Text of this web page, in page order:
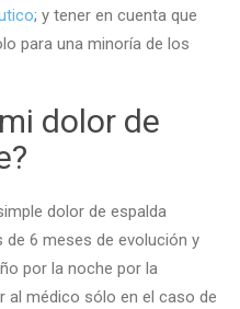
; y tener en cuenta que
para una minoría de los
dolor de
dolor de espalda
6 meses de evolución y
por la noche por la
al médico sólo en el caso de